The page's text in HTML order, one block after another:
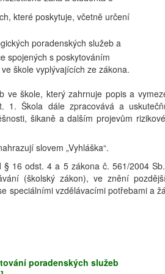
které poskytuje, včetně určení
poradenských služeb a
spojených s poskytováním
škole vyplývajících ze zákona.
ve škole, který zahrnuje popis a
1. Škola dále zpracovává a
šikaně a dalším projevům
slovem „Vyhláška“.
16 odst. 4 a 5 zákona č. 561/2004
(školský zákon), ve znění
speciálními vzdělávacími potřebami a
poradenských služeb